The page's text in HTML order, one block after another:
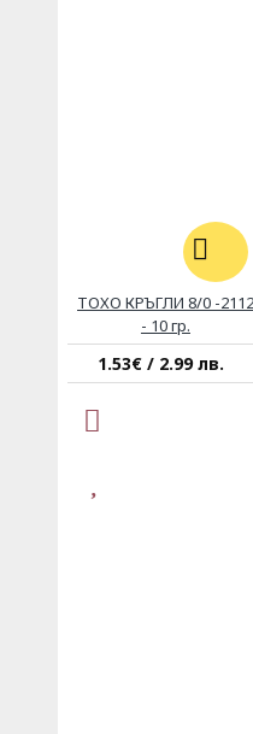
ТОХО КРЪГЛИ 8/0 -2112
- 10 гр.
1.53€ / 2.99 лв.